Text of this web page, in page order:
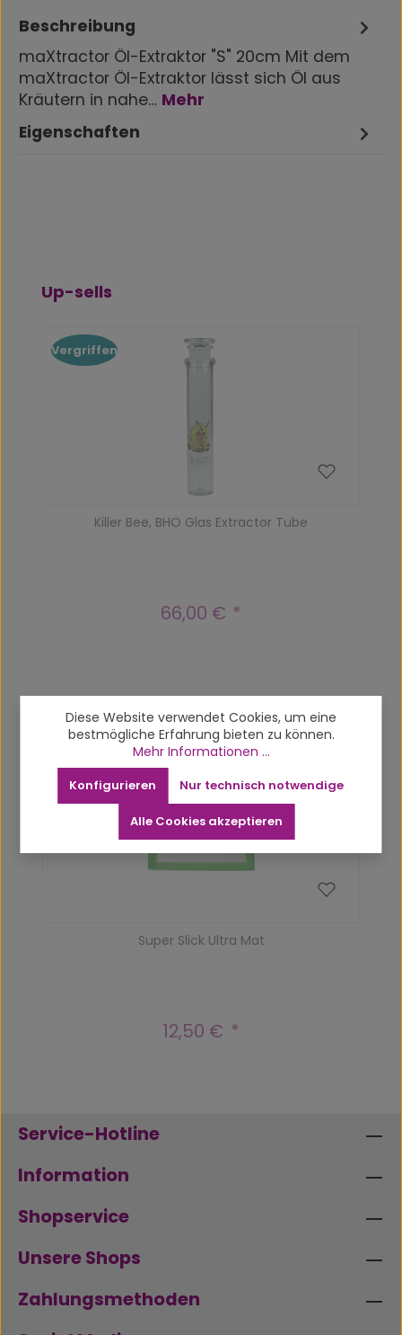
Beschreibung
maXtractor Öl-Extraktor "S" 20cm Mit dem
maXtractor Öl-Extraktor lässt sich Öl aus
Kräutern in nahe… Mehr
Eigenschaften
Produktgalerie überspringen
Up-sells
Vergriffen
Killer Bee, BHO Glas Extractor Tube
Regulärer Preis:
66,00 €
Related products
Vergriffen
Super Slick Ultra Mat
Regulärer Preis:
12,50 €
Service-Hotline
Information
Shopservice
Unsere Shops
Zahlungsmethoden
Diese Website verwendet Cookies, um eine
bestmögliche Erfahrung bieten zu können.
Mehr Informationen ...
Nur technisch notwendige
Konfigurieren
Alle Cookies akzeptieren